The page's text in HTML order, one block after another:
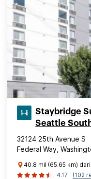
Staybridge
Seattle
32124 25th Avenue S
Federal Way,
40.8 mil (65.65 km)
4.17
(102